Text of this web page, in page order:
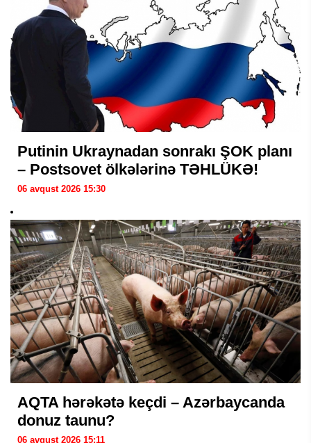
Putinin Ukraynadan sonrakı ŞOK planı
– Postsovet ölkələrinə TƏHLÜKƏ!
06 avqust 2026 15:30
AQTA hərəkətə keçdi – Azərbaycanda
donuz taunu?
06 avqust 2026 15:11